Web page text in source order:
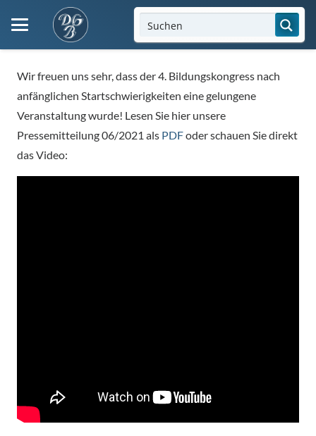
Wir freuen uns sehr, dass der 4. Bildungskongress nach
anfänglichen Startschwierigkeiten eine gelungene
Veranstaltung wurde! Lesen Sie hier unsere
Pressemitteilung 06/2021 als PDFoder schauen Sie direkt
das Video: